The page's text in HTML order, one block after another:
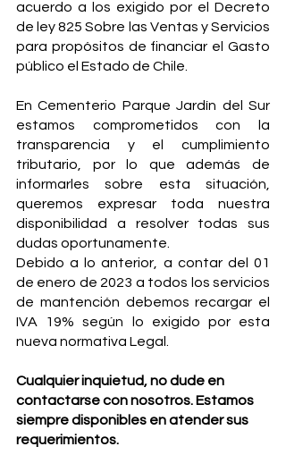
acuerdo a los exigido por el Decreto
de ley 825 Sobre las Ventas y Servicios
para propósitos de financiar el Gasto
público el Estado de Chile.
En Cementerio Parque Jardín del Sur
estamos comprometidos con la
transparencia y el cumplimiento
tributario, por lo que además de
informarles sobre esta situación,
queremos expresar toda nuestra
disponibilidad a resolver todas sus
dudas oportunamente.
Debido a lo anterior, a contar del 01
de enero de 2023 a todos los servicios
de mantención debemos recargar el
IVA 19% según lo exigido por esta
nueva normativa Legal.
Cualquier inquietud, no dude en
contactarse con nosotros. Estamos
siempre disponibles en atender sus
requerimientos.